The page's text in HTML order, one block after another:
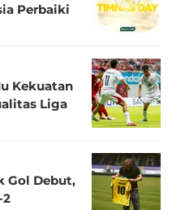
Perbaiki
Kekuatan
Liga
Gol Debut,
2